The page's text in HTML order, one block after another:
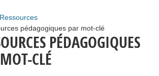
Ressources
pédagogiques par mot-clé
PÉDAGOGIQUES
CLÉ